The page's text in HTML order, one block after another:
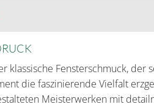
klassische Fensterschmuck, der
die faszinierende Vielfalt
Meisterwerken mit